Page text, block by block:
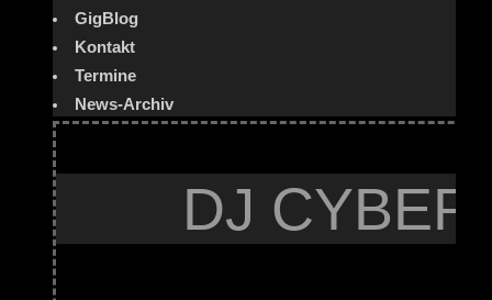
GigBlog
Kontakt
Termine
News-Archiv
DJ